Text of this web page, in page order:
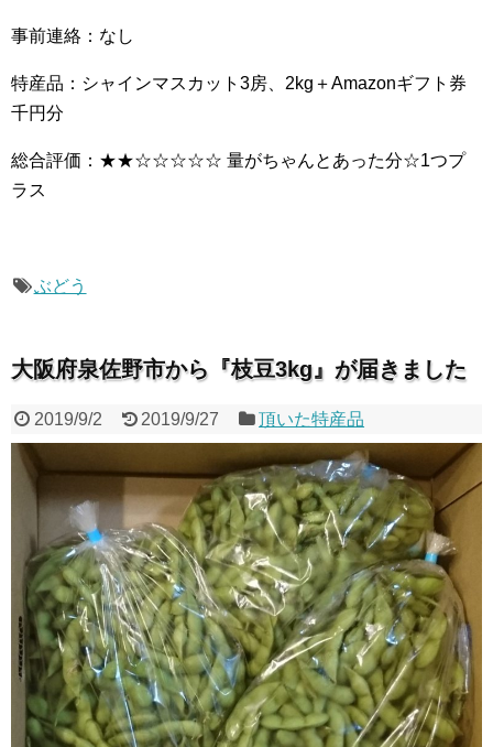
事前連絡：なし
特産品：シャインマスカット3房、2kg＋Amazonギフト券
千円分
総合評価：★★☆☆☆☆☆ 量がちゃんとあった分☆1つプ
ラス
ぶどう
大阪府泉佐野市から『枝豆3kg』が届きました
2019/9/2 2019/9/27 頂いた特産品